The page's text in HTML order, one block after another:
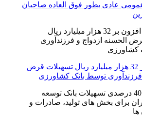
عادی بطور فوق العاده صاحبان
پرداخت افزون بر 32 هزار میلیارد ریال تسهیلات قرض
فرزندآوری توسط بانک کشاورزی